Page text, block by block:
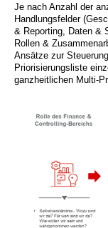
Je nach Anzahl der
Handlungsfelder
& Reporting, Daten &
Rollen &
Ansätze zur
Priorisierungsliste
ganzheitlichen Multi-